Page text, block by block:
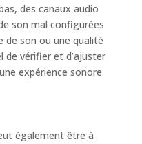
des canaux audio
son mal configurées
de son ou une qualité
de vérifier et d’ajuster
expérience sonore
également être à